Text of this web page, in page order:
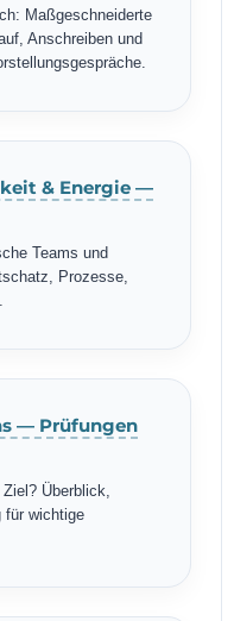
Maßgeschneiderte
Anschreiben und
& Energie —
Teams und
Prozesse,
— Prüfungen
Überblick,
für wichtige